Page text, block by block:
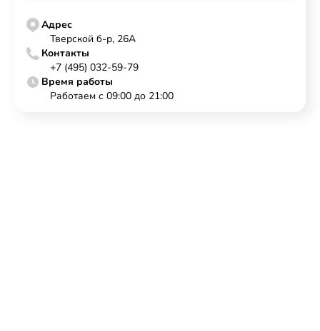
Адрес
Тверской б-р, 26А
Контакты
+7 (495) 032-59-79
Время работы
Работаем с 09:00 до 21:00